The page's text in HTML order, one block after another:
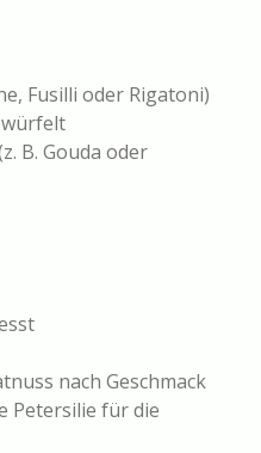
Fusilli oder Rigatoni)
B. Gouda oder
nach Geschmack
Petersilie für die